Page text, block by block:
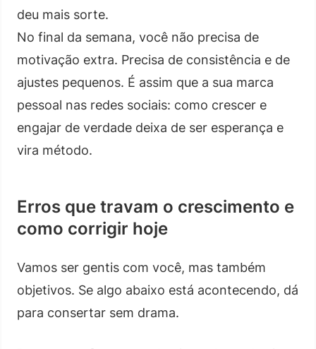
deu mais sorte.
No final da semana, você não precisa de
motivação extra. Precisa de consistência e de
ajustes pequenos. É assim que a sua marca
pessoal nas redes sociais: como crescer e
engajar de verdade deixa de ser esperança e
vira método.
Erros que travam o crescimento e
como corrigir hoje
Vamos ser gentis com você, mas também
objetivos. Se algo abaixo está acontecendo, dá
para consertar sem drama.